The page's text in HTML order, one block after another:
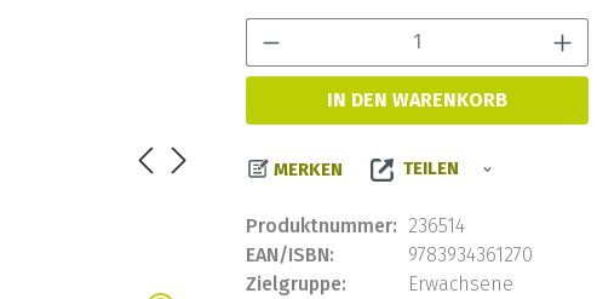
IN DEN WARENKORB
MERKEN TEILEN
Produktnummer: 236514
EAN/ISBN:
9783934361270
Zielgruppe:
Erwachsene